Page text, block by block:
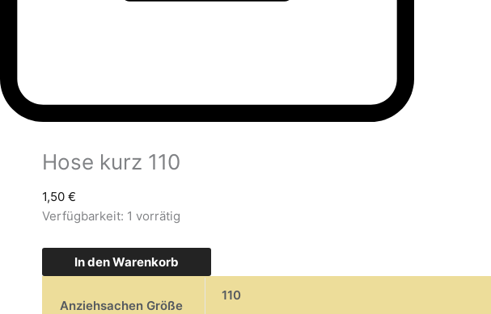
Hose kurz 110
1,50 €
Verfügbarkeit: 1 vorrätig
In den Warenkorb
Anziehsachen Größe
110